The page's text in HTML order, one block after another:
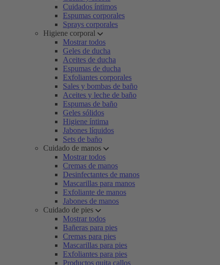
Cuidados íntimos
Espumas corporales
Sprays corporales
Higiene corporal
Mostrar todos
Geles de ducha
Aceites de ducha
Espumas de ducha
Exfoliantes corporales
Sales y bombas de baño
Aceites y leche de baño
Espumas de baño
Geles sólidos
Higiene íntima
Jabones líquidos
Sets de baño
Cuidado de manos
Mostrar todos
Cremas de manos
Desinfectantes de manos
Mascarillas para manos
Exfoliante de manos
Jabones de manos
Cuidado de pies
Mostrar todos
Bañeras para pies
Cremas para pies
Mascarillas para pies
Exfoliantes para pies
Productos quita callos